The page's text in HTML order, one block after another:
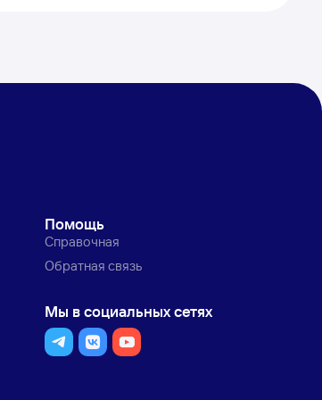
Помощь
Справочная
Обратная связь
Мы в социальных сетях